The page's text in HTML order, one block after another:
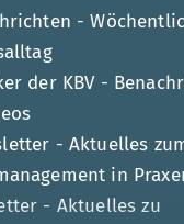
-
der KBV -
- Aktuelles
in
- Aktuelles zu